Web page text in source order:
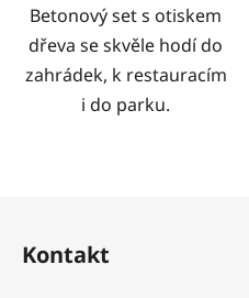
Betonový set s otiskem
dřeva se skvěle hodí do
zahrádek, k restauracím
i do parku.
Kontakt